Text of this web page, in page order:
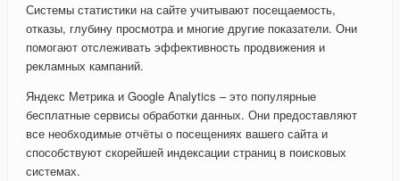
Системы статистики на сайте учитывают посещаемость,
отказы, глубину просмотра и многие другие показатели. Они
помогают отслеживать эффективность продвижения и
рекламных кампаний.
Яндекс Метрика и Google Analytics – это популярные
бесплатные сервисы обработки данных. Они предоставляют
все необходимые отчёты о посещениях вашего сайта и
способствуют скорейшей индексации страниц в поисковых
системах.